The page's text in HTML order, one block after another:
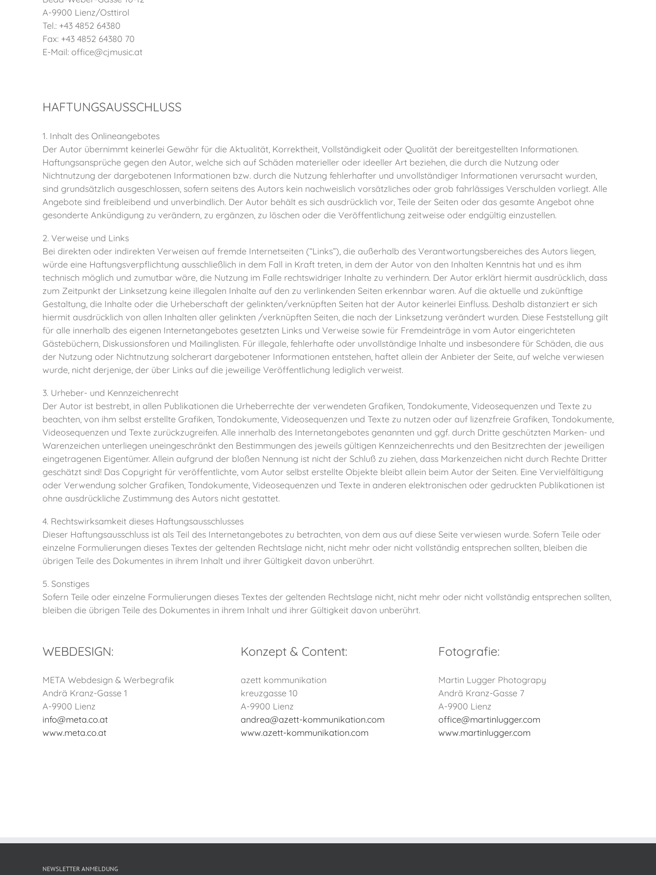
A-9900 Lienz/Osttirol
Tel.: +43 4852 64380
Fax: +43 4852 64380 70
E-Mail: office@cjmusic.at
HAFTUNGSAUSSCHLUSS
1. Inhalt des Onlineangebotes
Der Autor übernimmt keinerlei Gewähr für die Aktualität, Korrektheit, Vollständigkeit oder Qualität der bereitgestellten Informationen.
Haftungsansprüche gegen den Autor, welche sich auf Schäden materieller oder ideeller Art beziehen, die durch die Nutzung oder
Nichtnutzung der dargebotenen Informationen bzw. durch die Nutzung fehlerhafter und unvollständiger Informationen verursacht wurden,
sind grundsätzlich ausgeschlossen, sofern seitens des Autors kein nachweislich vorsätzliches oder grob fahrlässiges Verschulden vorliegt. Alle
Angebote sind freibleibend und unverbindlich. Der Autor behält es sich ausdrücklich vor, Teile der Seiten oder das gesamte Angebot ohne
gesonderte Ankündigung zu verändern, zu ergänzen, zu löschen oder die Veröffentlichung zeitweise oder endgültig einzustellen.
2. Verweise und Links
Bei direkten oder indirekten Verweisen auf fremde Internetseiten (“Links”), die außerhalb des Verantwortungsbereiches des Autors liegen,
würde eine Haftungsverpflichtung ausschließlich in dem Fall in Kraft treten, in dem der Autor von den Inhalten Kenntnis hat und es ihm
technisch möglich und zumutbar wäre, die Nutzung im Falle rechtswidriger Inhalte zu verhindern. Der Autor erklärt hiermit ausdrücklich, dass
zum Zeitpunkt der Linksetzung keine illegalen Inhalte auf den zu verlinkenden Seiten erkennbar waren. Auf die aktuelle und zukünftige
Gestaltung, die Inhalte oder die Urheberschaft der gelinkten/verknüpften Seiten hat der Autor keinerlei Einfluss. Deshalb distanziert er sich
hiermit ausdrücklich von allen Inhalten aller gelinkten /verknüpften Seiten, die nach der Linksetzung verändert wurden. Diese Feststellung gilt
für alle innerhalb des eigenen Internetangebotes gesetzten Links und Verweise sowie für Fremdeinträge in vom Autor eingerichteten
Gästebüchern, Diskussionsforen und Mailinglisten. Für illegale, fehlerhafte oder unvollständige Inhalte und insbesondere für Schäden, die aus
der Nutzung oder Nichtnutzung solcherart dargebotener Informationen entstehen, haftet allein der Anbieter der Seite, auf welche verwiesen
wurde, nicht derjenige, der über Links auf die jeweilige Veröffentlichung lediglich verweist.
3. Urheber- und Kennzeichenrecht
Der Autor ist bestrebt, in allen Publikationen die Urheberrechte der verwendeten Grafiken, Tondokumente, Videosequenzen und Texte zu
beachten, von ihm selbst erstellte Grafiken, Tondokumente, Videosequenzen und Texte zu nutzen oder auf lizenzfreie Grafiken, Tondokumente,
Videosequenzen und Texte zurückzugreifen. Alle innerhalb des Internetangebotes genannten und ggf. durch Dritte geschützten Marken- und
Warenzeichen unterliegen uneingeschränkt den Bestimmungen des jeweils gültigen Kennzeichenrechts und den Besitzrechten der jeweiligen
eingetragenen Eigentümer. Allein aufgrund der bloßen Nennung ist nicht der Schluß zu ziehen, dass Markenzeichen nicht durch Rechte Dritter
geschätzt sind! Das Copyright für veröffentlichte, vom Autor selbst erstellte Objekte bleibt allein beim Autor der Seiten. Eine Vervielfältigung
oder Verwendung solcher Grafiken, Tondokumente, Videosequenzen und Texte in anderen elektronischen oder gedruckten Publikationen ist
ohne ausdrückliche Zustimmung des Autors nicht gestattet.
4. Rechtswirksamkeit dieses Haftungsausschlusses
Dieser Haftungsausschluss ist als Teil des Internetangebotes zu betrachten, von dem aus auf diese Seite verwiesen wurde. Sofern Teile oder
einzelne Formulierungen dieses Textes der geltenden Rechtslage nicht, nicht mehr oder nicht vollständig entsprechen sollten, bleiben die
übrigen Teile des Dokumentes in ihrem Inhalt und ihrer Gültigkeit davon unberührt.
5. Sonstiges
Sofern Teile oder einzelne Formulierungen dieses Textes der geltenden Rechtslage nicht, nicht mehr oder nicht vollständig entsprechen sollten,
bleiben die übrigen Teile des Dokumentes in ihrem Inhalt und ihrer Gültigkeit davon unberührt.
WEBDESIGN:
META Webdesign & Werbegrafik
Andrä Kranz-Gasse 1
A-9900 Lienz
info@meta.co.at
www.meta.co.at
Konzept & Content:
azett kommunikation
kreuzgasse 10
A-9900 Lienz
andrea@azett-kommunikation.com
www.azett-kommunikation.com
Fotografie:
Martin Lugger Photograpy
Andrä Kranz-Gasse 7
A-9900 Lienz
office@martinlugger.com
www.martinlugger.com
NEWSLETTER ANMELDUNG